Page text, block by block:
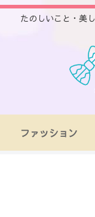
たのしいこと・美
ファッション